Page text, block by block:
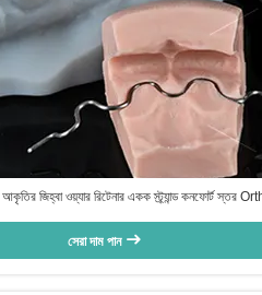
আকৃতির জিহ্বা ওয়্যার রিটেনার একক স্ট্র্যান্ড কনফোর্ট স্তর
সেরা দাম পান